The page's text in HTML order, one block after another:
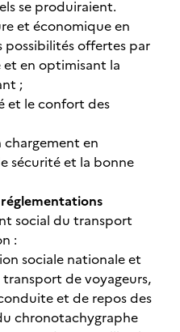
se produiraient.
et économique en
possibilités offertes par
en optimisant la
;
et le confort des
chargement en
sécurité et la bonne
social du transport
:
sociale nationale et
de voyageurs,
et de repos des
chronotachygraphe